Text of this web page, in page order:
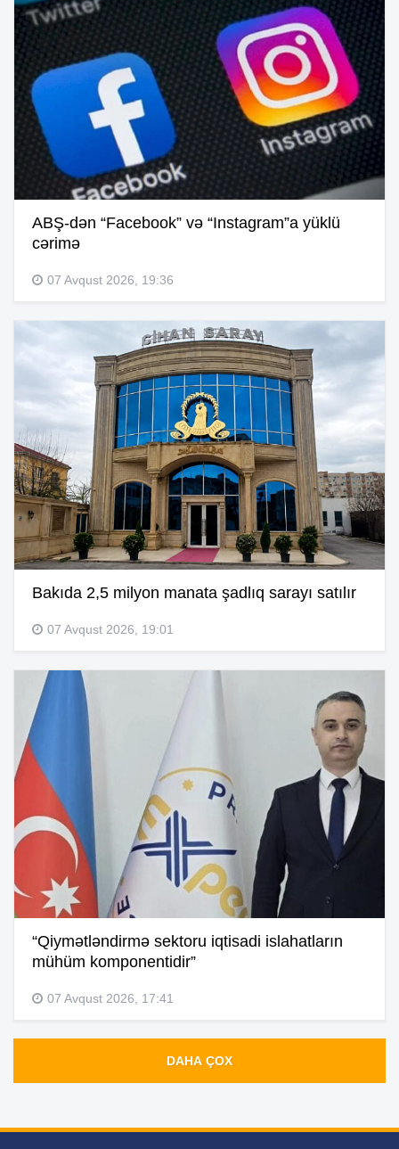
ABŞ-dən “Facebook” və “Instagram”a yüklü
cərimə
07 Avqust 2026, 19:36
Bakıda 2,5 milyon manata şadlıq sarayı satılır
07 Avqust 2026, 19:01
“Qiymətləndirmə sektoru iqtisadi islahatların
mühüm komponentidir”
07 Avqust 2026, 17:41
DAHA ÇOX